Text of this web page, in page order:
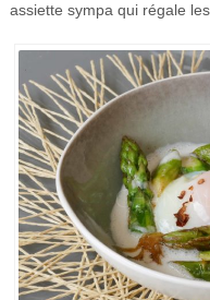
assiette sympa qui régale